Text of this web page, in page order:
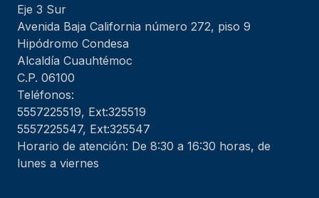
Eje 3 Sur
Avenida Baja California número 272, piso 9
Hipódromo Condesa
Alcaldía Cuauhtémoc
C.P. 06100
Teléfonos:
5557225519, Ext:325519
5557225547, Ext:325547
Horario de atención: De 8:30 a 16:30 horas, de
lunes a viernes